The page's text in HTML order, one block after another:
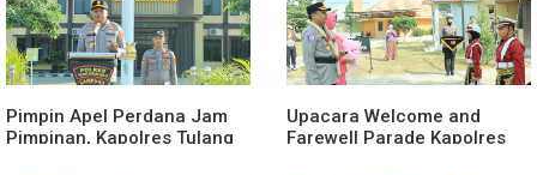
Pimpin Apel Perdana Jam
Pimpinan, Kapolres Tulang
Upacara Welcome and
Farewell Parade Kapolres